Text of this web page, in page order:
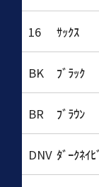
16 ｻｯｸｽ
BK ﾌﾞﾗｯｸ
BR ﾌﾞﾗｳﾝ
DNV ﾀﾞｰｸﾈｲﾋ